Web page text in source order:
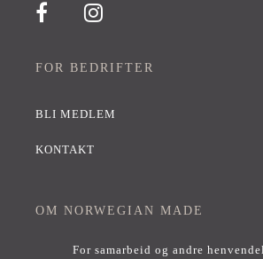
FOR BEDRIFTER
BLI MEDLEM
KONTAKT
OM NORWEGIAN MADE
For samarbeid og andre